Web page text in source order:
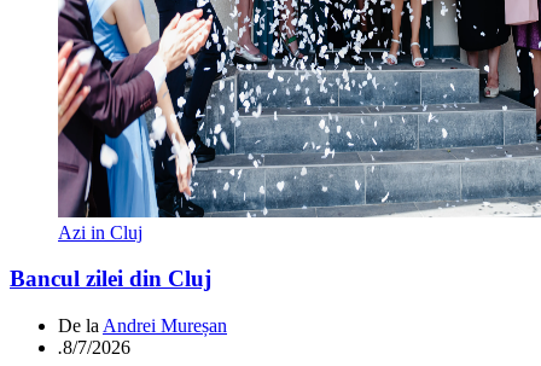
Azi in Cluj
Bancul zilei din Cluj
De la Andrei Mureșan
.8/7/2026